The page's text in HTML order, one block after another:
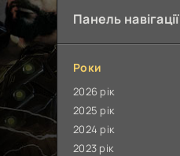
Панель навігації
Роки
2026 рік
2025 рік
2024 рік
2023 рік